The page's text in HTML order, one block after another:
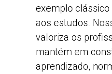
exemplo
aos estudos.
valoriza os
mantém em
aprendizado,